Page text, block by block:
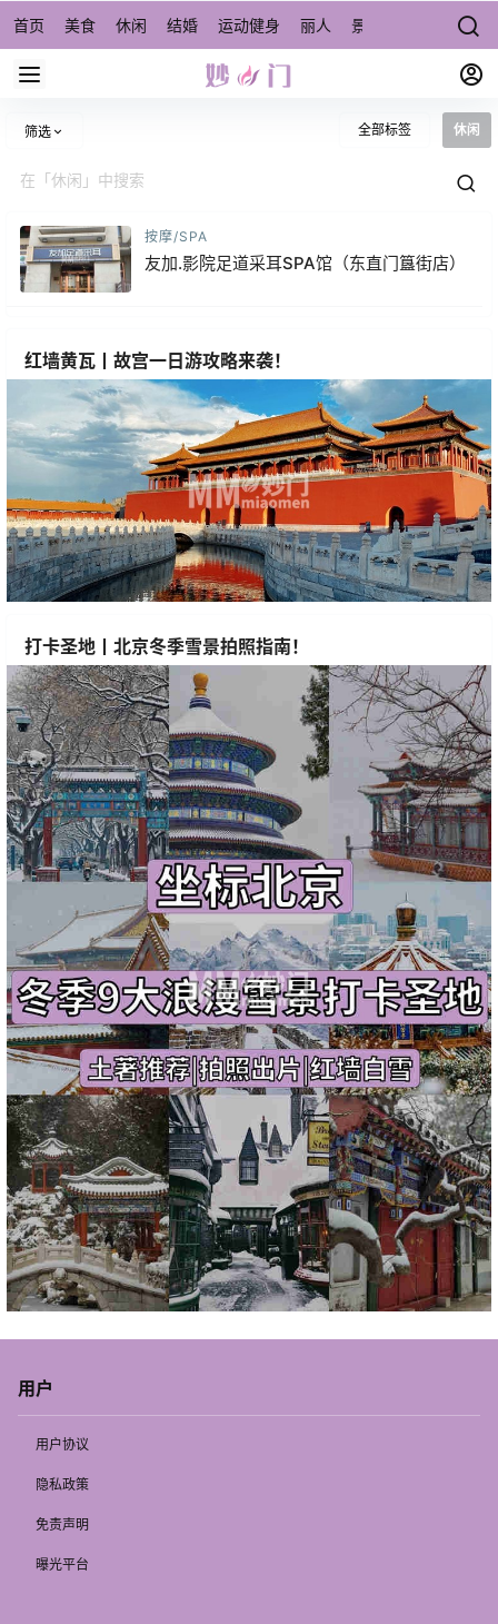
首页 美食 休闲 结婚 运动健身 丽人 景点/周边游 宠物
筛选 全部标签 休闲
按摩/SPA
友加.影院足道采耳SPA馆（东直门簋街店）
红墙黄瓦丨故宫一日游攻略来袭！
打卡圣地丨北京冬季雪景拍照指南！
用户
用户协议
隐私政策
免责声明
曝光平台